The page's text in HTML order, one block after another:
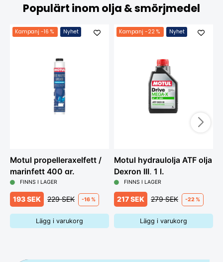
Populärt inom olja & smörjmedel
Kampanj -16 % Nyhet
Motul propelleraxelfett /
marinfett 400 gr.
FINNS I LAGER
193 SEK 229 SEK -16 %
Lägg i varukorg
Kampanj -22 % Nyhet
Motul hydraulolja ATF olja
Dexron III, 1 l.
FINNS I LAGER
217 SEK 279 SEK -22 %
Lägg i varukorg